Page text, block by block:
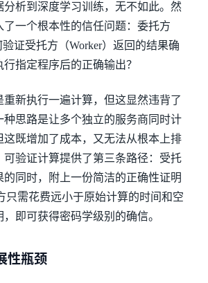
分析到深度学习训练，无不如此。然
了一个根本性的信任问题：委托方
验证受托方（Worker）返回的结果确
指定程序后的正确输出？
新执行一遍计算，但这显然违背了
种思路是让多个独立的服务商同时计
这既增加了成本，又无法从根本上排
可验证计算提供了第三条路径：受托
的同时，附上一份简洁的正确性证明
只需花费远小于原始计算的时间和空
即可获得密码学级别的确信。
性瓶颈